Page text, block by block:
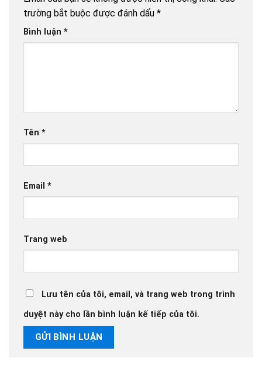
trường bắt buộc được đánh dấu *
Bình luận *
Tên *
Email *
Trang web
Lưu tên của tôi, email, và trang web trong trình
duyệt này cho lần bình luận kế tiếp của tôi.